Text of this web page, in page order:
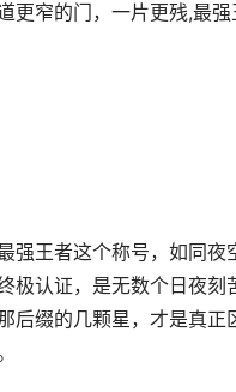
更窄的门，一片更残,最
强王者这个称号，如同
极认证，是无数个日夜
后缀的几颗星，才是真